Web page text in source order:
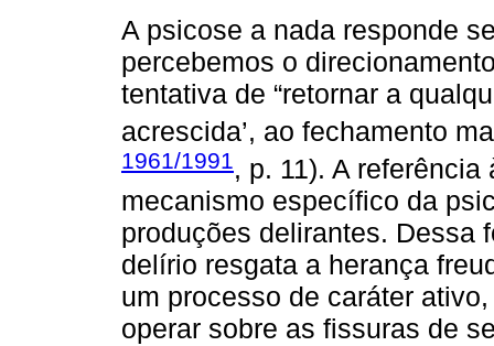
A psicose a nada responde
percebemos o
tentativa de “retornar a
acrescida’, ao fechamento
1961/1991, p. 11). A referência
mecanismo específico da
produções delirantes. Dessa
delírio resgata a herança
um processo de caráter
operar sobre as fissuras de